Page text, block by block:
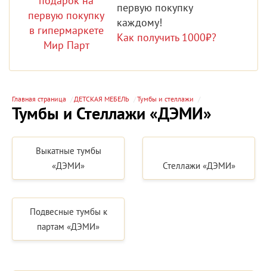
первую покупку
каждому!
Как получить 1000₽?
Главная страница ДЕТСКАЯ МЕБЕЛЬ Тумбы и стеллажи
Тумбы и Стеллажи «ДЭМИ»
Выкатные тумбы
«ДЭМИ»
Стеллажи «ДЭМИ»
Подвесные тумбы к
партам «ДЭМИ»